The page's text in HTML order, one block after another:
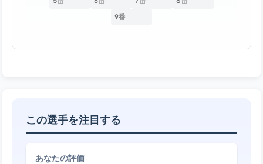
9番
この選手を注目する
あなたの評価